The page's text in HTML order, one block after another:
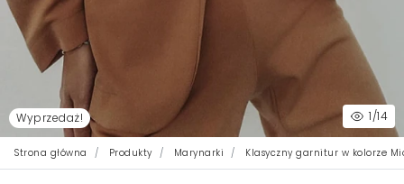
Wyprzedaż! 1/14
Strona główna Produkty Marynarki Klasyczny garnitur w kolorze